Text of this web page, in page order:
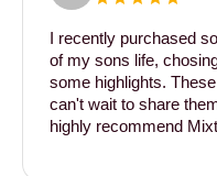
I recently purchased
of my sons life,
some highlights.
can't wait to share
highly recommend